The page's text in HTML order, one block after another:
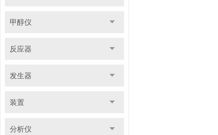
甲醇仪
反应器
发生器
装置
分析仪